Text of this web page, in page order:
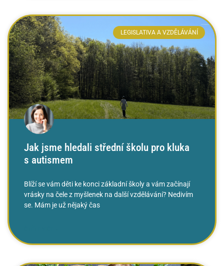
LEGISLATIVA A VZDĚLÁVÁNÍ
Jak jsme hledali střední školu pro kluka
s autismem
Blíží se vám děti ke konci základní školy a vám začínají
vrásky na čele z myšlenek na další vzdělávání? Nedivím
se. Mám je už nějaký čas